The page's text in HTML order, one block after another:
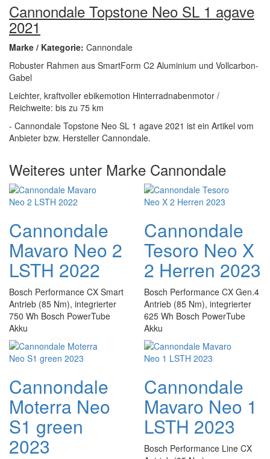
Cannondale Topstone Neo SL 1 agave
2021
Marke / Kategorie: Cannondale
Robuster Rahmen aus SmartForm C2 Aluminium und Vollcarbon-
Gabel
Leichter, kraftvoller ebikemotion Hinterradnabenmotor /
Reichweite: bis zu 75 km
- Cannondale Topstone Neo SL 1 agave 2021 ist ein Artikel vom
Anbieter bzw. Hersteller Cannondale.
Weiteres unter Marke Cannondale
Cannondale
Mavaro Neo 2
LSTH 2022
Bosch Performance CX Smart
Antrieb (85 Nm), integrierter
750 Wh Bosch PowerTube
Akku
Cannondale
Tesoro Neo X
2 Herren 2023
Bosch Performance CX Gen.4
Antrieb (85 Nm), integrierter
625 Wh Bosch PowerTube
Akku
Cannondale
Moterra Neo
S1 green
2023
Cannondale
Mavaro Neo 1
LSTH 2023
Bosch Performance Line CX